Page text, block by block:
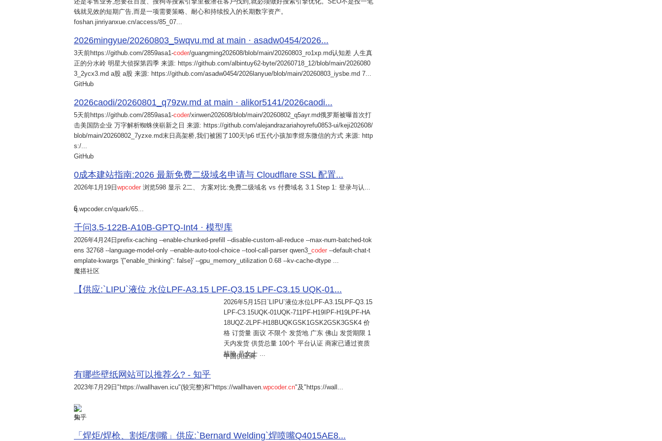
钱就见效的短期广告,而是一项需要策略、耐心和持续投入的长期数字资产。
foshan.jinriyanxue.cn/access/85_07...
2026mingyue/20260803_5wqvu.md at main · asadw0454/2026...
3天前https://github.com/2859asa1-coder/guangming202608/blob/main/20260803_ro1xp.md认知差 人生真
正的分水岭 明星大侦探第四季 来源: https://github.com/albintuy62-byte/20260718_12/blob/main/2026080
3_2ycx3.md a股 a股 来源: https://github.com/asadw0454/2026lanyue/blob/main/20260803_iysbe.md 7...
GitHub
2026caodi/20260801_q79zw.md at main · alikor5141/2026caodi...
5天前https://github.com/2859asa1-coder/xinwen202608/blob/main/20260802_q5ayr.md俄罗斯被曝首次打
击美国防企业 万字解析蜘蛛侠崭新之日 来源: https://github.com/alejandrazariahoyrefu0853-ui/keji202608/
blob/main/20260802_7yzxe.md末日高架桥,我们被困了100天!p6 tf五代小孩加李煜东微信的方式 来源: http
s:/...
GitHub
0成本建站指南:2026 最新免费二级域名申请与 Cloudflare SSL 配置...
2026年1月19日wpcoder 浏览598 显示 2二、 方案对比:免费二级域名 vs 付费域名 3.1 Step 1: 登录与认...
6
q.wpcoder.cn/quark/65...
千问3.5-122B-A10B-GPTQ-Int4 · 模型库
2026年4月24日 prefix-caching --enable-chunked-prefill --disable-custom-all-reduce --max-num-batched-tok
ens 32768 --language-model-only --enable-auto-tool-choice --tool-call-parser qwen3_ coder --default-chat-t
emplate-kwargs '{"enable_thinking": false}' --gpu_memory_utilization 0.68 --kv-cache-dtype ...
魔搭社区
【供应:`LIPU`液位 水位LPF-A3.15 LPF-Q3.15 LPF-C3.15 UQK-01...
2026年5月15日 `LIPU`液位水位LPF-A3.15LPF-Q3.15
LPF-C3.15UQK-01UQK-711PF-H19IPF-H19LPF-HA
18UQZ-2LPF-H18BUQKGSK1GSK2GSK3GSK4 价
格 订货量 面议 不限个 发货地 广东 佛山 发货期限 1
天内发货 供货总量 100个 平台认证 商家已通过资质
核验 吕女士 ...
中国供应商
有哪些壁纸网站可以推荐么? - 知乎
2023年7月29日 "https://wallhaven.icu"(较完整)和"https://wallhaven.wpcoder.cn"及"https://wall...
3
知乎
「焊炬/焊枪、割炬/割嘴」供应:`Bernard Welding`焊喷嘴Q4015AE8...